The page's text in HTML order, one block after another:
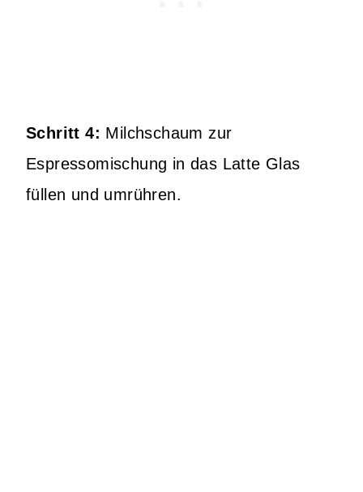
Schritt 4: Milchschaum zur
Espressomischung in das Latte Glas
füllen und umrühren.